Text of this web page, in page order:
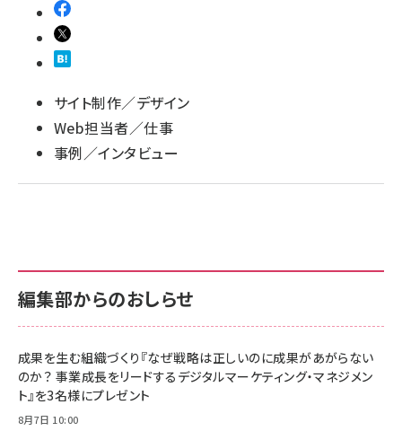
サイト制作／デザイン
Web担当者／仕事
事例／インタビュー
編集部からのおしらせ
成果を生む組織づくり『なぜ戦略は正しいのに成果があがらない
のか？ 事業成長をリードするデジタルマーケティング・マネジメン
ト』を3名様にプレゼント
8月7日 10:00